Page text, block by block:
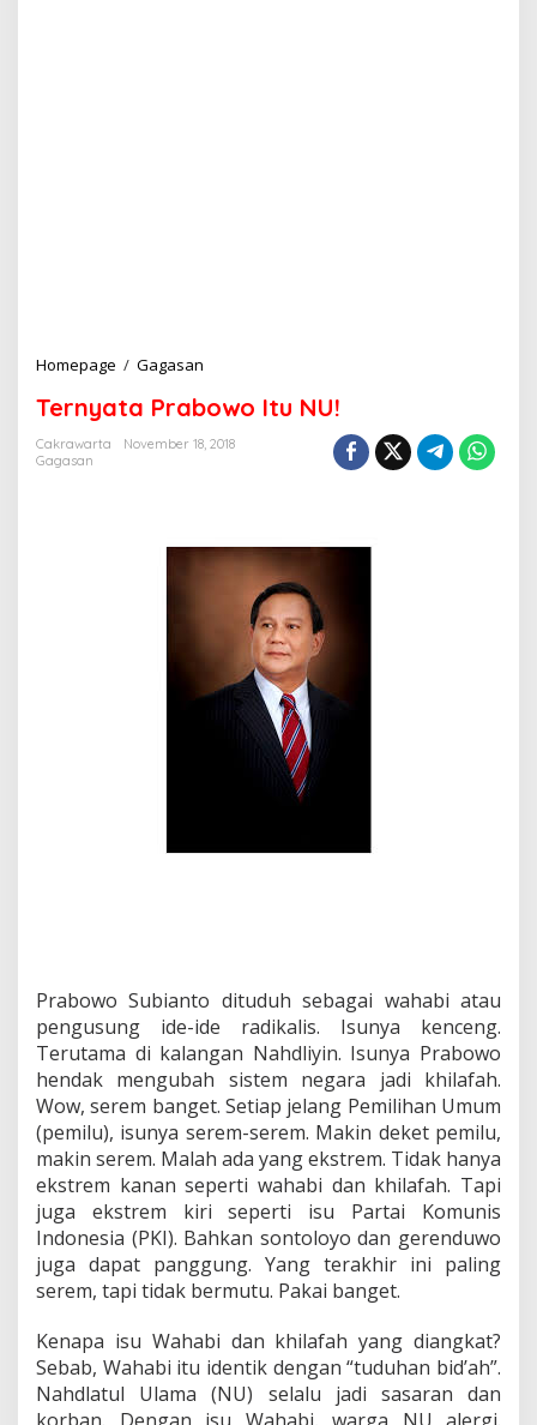
Homepage / Gagasan
r
y
r
Ternyata Prabowo Itu NU!
Cakrawarta
November 18, 2018
Gagasan
Prabowo Subianto dituduh sebagai wahabi atau
pengusung ide-ide radikalis. Isunya kenceng.
Terutama di kalangan Nahdliyin. Isunya Prabowo
hendak mengubah sistem negara jadi khilafah.
Wow, serem banget. Setiap jelang Pemilihan Umum
(pemilu), isunya serem-serem. Makin deket pemilu,
makin serem. Malah ada yang ekstrem. Tidak hanya
ekstrem kanan seperti wahabi dan khilafah. Tapi
juga ekstrem kiri seperti isu Partai Komunis
Indonesia (PKI). Bahkan sontoloyo dan gerenduwo
juga dapat panggung. Yang terakhir ini paling
serem, tapi tidak bermutu. Pakai banget.
Kenapa isu Wahabi dan khilafah yang diangkat?
Sebab, Wahabi itu identik dengan “tuduhan bid’ah”.
Nahdlatul Ulama (NU) selalu jadi sasaran dan